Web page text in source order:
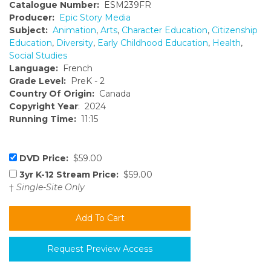
Catalogue Number: ESM239FR
Producer: Epic Story Media
Subject: Animation, Arts, Character Education, Citizenship
Education, Diversity, Early Childhood Education, Health,
Social Studies
Language: French
Grade Level: PreK - 2
Country Of Origin: Canada
Copyright Year: 2024
Running Time: 11:15
DVD Price: $59.00
3yr K-12 Stream Price: $59.00
† Single-Site Only
Request Preview Access